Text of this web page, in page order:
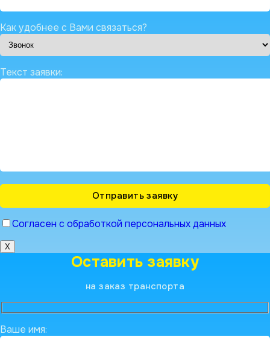
Как удобнее с Вами связаться?
Текст заявки:
Согласен с обработкой персональных данных
X
Оставить заявку
на заказ транспорта
Ваше имя: